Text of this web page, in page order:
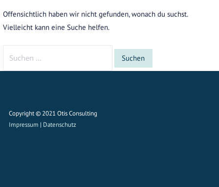
Offensichtlich haben wir nicht gefunden, wonach du suchst.
Vielleicht kann eine Suche helfen.
Copyright © 2021 Otis Consulting
Impressum | Datenschutz